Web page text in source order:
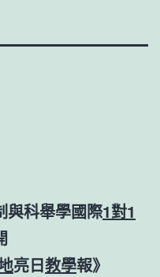
與科舉學國際1對1
亮日教學報》